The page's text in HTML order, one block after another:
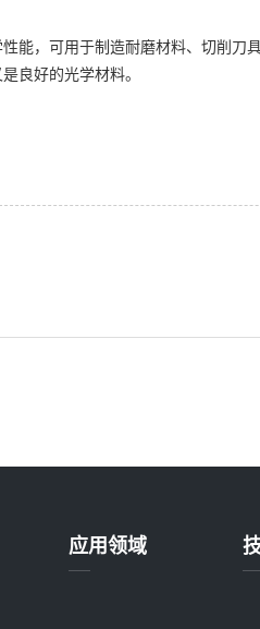
能，可用于制造耐磨材料、切削刀
良好的光学材料。
应用领域